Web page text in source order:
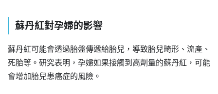
蘇丹紅對孕婦的影響
蘇丹紅可能會透過胎盤傳遞給胎兒，導致胎兒畸形、流產、
死胎等。研究表明，孕婦如果接觸到高劑量的蘇丹紅，可能
會增加胎兒患癌症的風險。